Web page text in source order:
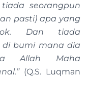
seorangpun
pasti) apa yang
Dan tiada
di bumi mana dia
Allah Maha
(Q.S. Luqman